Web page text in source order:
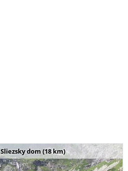
Sliezsky dom (18 km)